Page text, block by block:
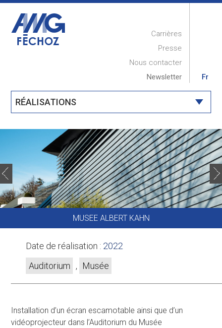
Carrières
Presse
Nous contacter
Newsletter
Fr
RÉALISATIONS
PRESENTATION
RÉALISATIONS
COMPÉTENCES
MAINTENANCE
MUSEE ALBERT KAHN
Date de réalisation : 2022
Auditorium
, Musée
Installation d’un écran escamotable ainsi que d’un
vidéoprojecteur dans l’Auditorium du Musée